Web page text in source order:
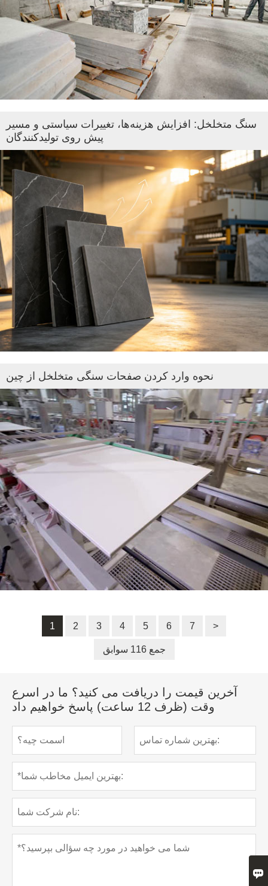
سنگ متخلخل: افزایش هزینه‌ها، تغییرات سیاستی و مسیر
پیش روی تولیدکنندگان
نحوه وارد کردن صفحات سنگی متخلخل از چین
1 2 3 4 5 6 7 >
جمع 116 سوابق
آخرین قیمت را دریافت می کنید؟ ما در اسرع
وقت (ظرف 12 ساعت) پاسخ خواهیم داد
